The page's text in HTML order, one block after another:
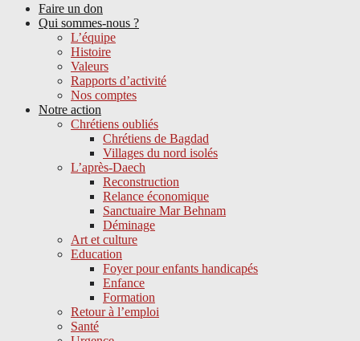
Faire un don
Qui sommes-nous ?
L’équipe
Histoire
Valeurs
Rapports d’activité
Nos comptes
Notre action
Chrétiens oubliés
Chrétiens de Bagdad
Villages du nord isolés
L’après-Daech
Reconstruction
Relance économique
Sanctuaire Mar Behnam
Déminage
Art et culture
Education
Foyer pour enfants handicapés
Enfance
Formation
Retour à l’emploi
Santé